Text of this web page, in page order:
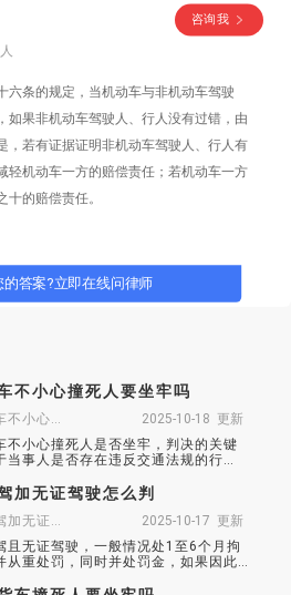
咨询我
六条的规定，当机动车与非机动车驾驶
如果非机动车驾驶人、行人没有过错，由
，若有证据证明非机动车驾驶人、行人有
轻机动车一方的赔偿责任；若机动车一方
的赔偿责任。
的答案?立即在线问律师
不小心撞死人要坐牢吗
开车不小心撞死人要坐牢吗
2025-10-18 更新
不小心撞死人是否坐牢，判决的关键
当事人是否存在违反交通法规的行
或全部责任，通常需承担刑事责任。
加无证驾驶怎么判
醉驾加无证驾驶怎么判
2025-10-17 更新
且无证驾驶，一般情况处1至6个月拘
从重处罚，同时并处罚金，如果因此